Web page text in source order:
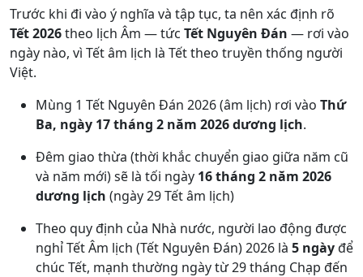
Trước khi đi vào ý nghĩa và tập tục, ta nên xác định rõ
Tết 2026theo lịch Âm — tức Tết Nguyên Đán — rơi vào
ngày nào, vì Tết âm lịch là Tết theo truyền thống người
Việt.
Mùng 1 Tết Nguyên Đán 2026 (âm lịch) rơi vào Thứ
Ba, ngày 17 tháng 2 năm 2026 dương lịch.
Đêm giao thừa (thời khắc chuyển giao giữa năm cũ
và năm mới) sẽ là tối ngày 16 tháng 2 năm 2026
dương lịch (ngày 29 Tết âm lịch)
Theo quy định của Nhà nước, người lao động được
nghỉ Tết Âm lịch (Tết Nguyên Đán) 2026 là 5 ngàyđể
chúc Tết, mạnh thường ngày từ 29 tháng Chạp đến